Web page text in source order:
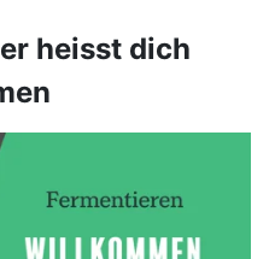
heisst dich